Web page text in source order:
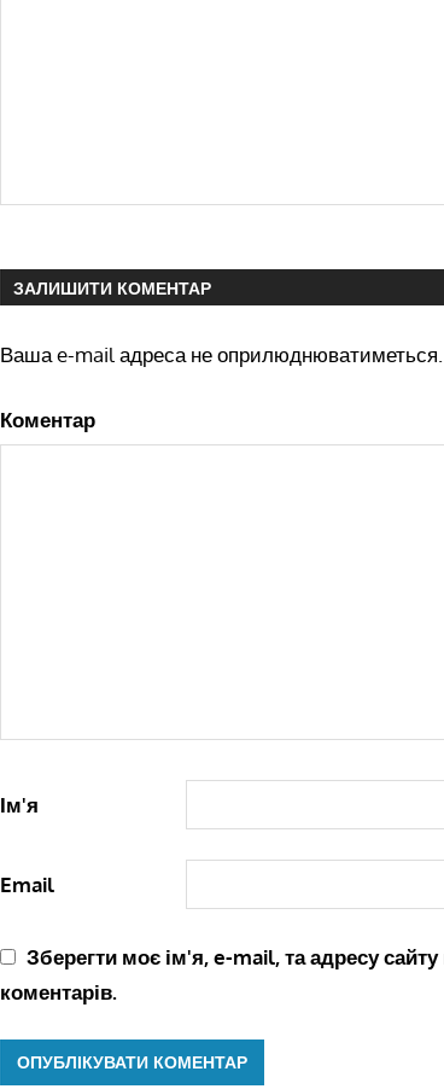
ЗАЛИШИТИ КОМЕНТАР
Ваша e-mail адреса не оприлюднюватиметься.
Коментар
Ім'я
Email
Зберегти моє ім'я, e-mail, та адресу
коментарів.